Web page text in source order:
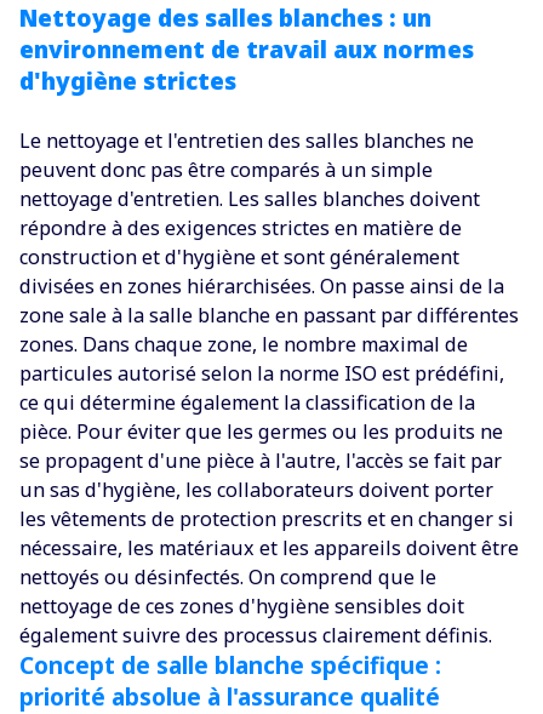
Nettoyage des salles blanches : un
environnement de travail aux normes
d'hygiène strictes
Le nettoyage et l'entretien des salles blanches ne
peuvent donc pas être comparés à un simple
nettoyage d'entretien. Les salles blanches doivent
répondre à des exigences strictes en matière de
construction et d'hygiène et sont généralement
divisées en zones hiérarchisées. On passe ainsi de la
zone sale à la salle blanche en passant par différentes
zones. Dans chaque zone, le nombre maximal de
particules autorisé selon la norme ISO est prédéfini,
ce qui détermine également la classification de la
pièce. Pour éviter que les germes ou les produits ne
se propagent d'une pièce à l'autre, l'accès se fait par
un sas d'hygiène, les collaborateurs doivent porter
les vêtements de protection prescrits et en changer si
nécessaire, les matériaux et les appareils doivent être
nettoyés ou désinfectés. On comprend que le
nettoyage de ces zones d'hygiène sensibles doit
également suivre des processus clairement définis.
Concept de salle blanche spécifique :
priorité absolue à l'assurance qualité